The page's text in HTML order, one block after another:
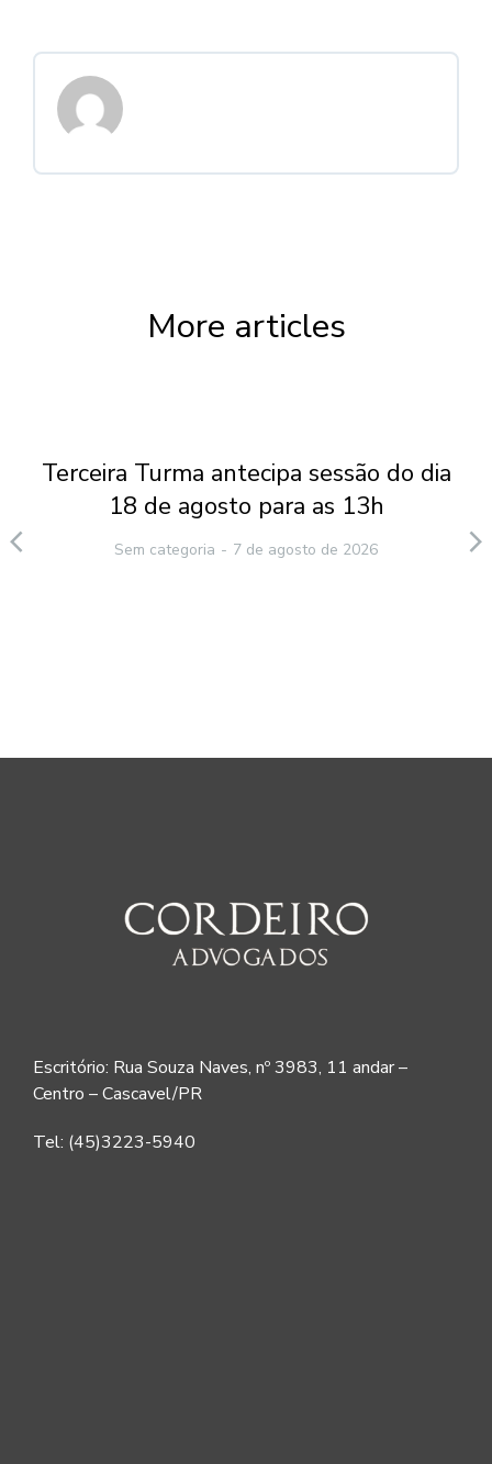
More articles
Terceira Turma antecipa sessão do dia
18 de agosto para as 13h
Sem categoria 7 de agosto de 2026
Escritório: Rua Souza Naves, nº 3983, 11 andar –
Centro – Cascavel/PR
Tel: (45)3223-5940